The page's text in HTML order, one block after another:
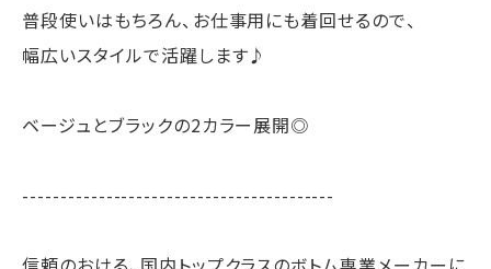
普段使いはもちろん、お仕事用にも着回せるので、
幅広いスタイルで活躍します♪
ベージュとブラックの2カラー展開◎
-----------------------------------------